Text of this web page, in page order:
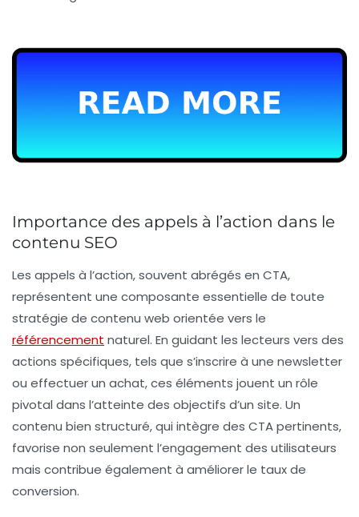
Importance des appels à l’action dans le
contenu SEO
Les appels à l’action, souvent abrégés en CTA,
représentent une composante essentielle de toute
stratégie de contenu web orientée vers le
référencement naturel. En guidant les lecteurs vers des
actions spécifiques, tels que s’inscrire à une newsletter
ou effectuer un achat, ces éléments jouent un rôle
pivotal dans l’atteinte des objectifs d’un site. Un
contenu bien structuré, qui intègre des CTA pertinents,
favorise non seulement l’engagement des utilisateurs
mais contribue également à améliorer le taux de
conversion.